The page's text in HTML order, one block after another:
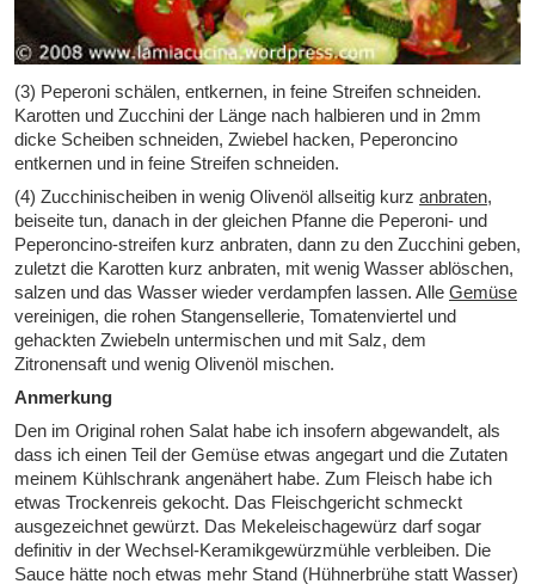
(3) Peperoni schälen, entkernen, in feine Streifen schneiden.
Karotten und Zucchini der Länge nach halbieren und in 2mm
dicke Scheiben schneiden, Zwiebel hacken, Peperoncino
entkernen und in feine Streifen schneiden.
(4) Zucchinischeiben in wenig Olivenöl allseitig kurz anbraten,
beiseite tun, danach in der gleichen Pfanne die Peperoni- und
Peperoncino-streifen kurz anbraten, dann zu den Zucchini geben,
zuletzt die Karotten kurz anbraten, mit wenig Wasser ablöschen,
salzen und das Wasser wieder verdampfen lassen. Alle Gemüse
vereinigen, die rohen Stangensellerie, Tomatenviertel und
gehackten Zwiebeln untermischen und mit Salz, dem
Zitronensaft und wenig Olivenöl mischen.
Anmerkung
Den im Original rohen Salat habe ich insofern abgewandelt, als
dass ich einen Teil der Gemüse etwas angegart und die Zutaten
meinem Kühlschrank angenähert habe. Zum Fleisch habe ich
etwas Trockenreis gekocht. Das Fleischgericht schmeckt
ausgezeichnet gewürzt. Das Mekeleischagewürz darf sogar
definitiv in der Wechsel-Keramikgewürzmühle verbleiben. Die
Sauce hätte noch etwas mehr Stand (Hühnerbrühe statt Wasser)